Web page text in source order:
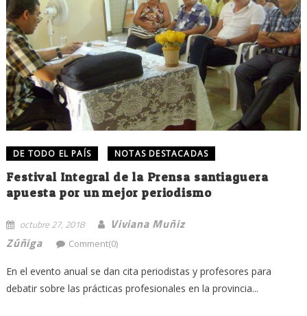
DE TODO EL PAÍS NOTAS DESTACADAS
Festival Integral de la Prensa santiaguera
apuesta por un mejor periodismo
octubre 27, 2018
Viviana Muñiz
Zúñiga
Comment(0)
En el evento anual se dan cita periodistas y profesores para
debatir sobre las prácticas profesionales en la provincia...